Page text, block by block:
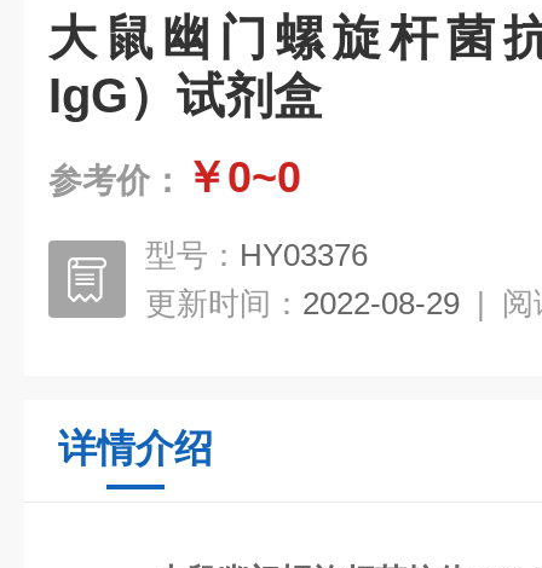
大鼠幽门螺旋杆菌
IgG）试剂盒
参考价： ￥0~0
型号： HY03376
更新时间： 2022-08-29 | 阅
详情介绍